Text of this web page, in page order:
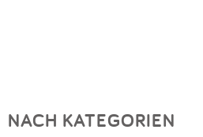
NACH KATEGORIEN